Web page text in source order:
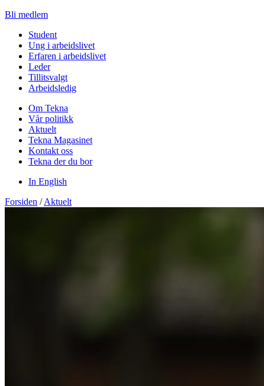
Bli medlem
Student
Ung i arbeidslivet
Erfaren i arbeidslivet
Leder
Tillitsvalgt
Arbeidsledig
Om Tekna
Vår politikk
Aktuelt
Tekna Magasinet
Kontakt oss
Tekna der du bor
In English
Forsiden / Aktuelt